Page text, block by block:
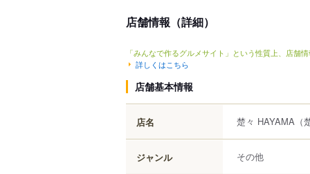
店舗情報（詳細）
「みんなで作るグルメサイト」という性質上、店舗
詳しくはこちら
店舗基本情報
店名 楚々 HAYAMA
ジャンル その他